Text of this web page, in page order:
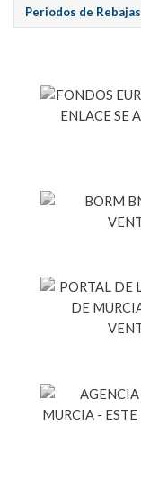
Periodos de Rebajas